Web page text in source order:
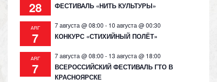
28 ФЕСТИВАЛЬ «НИТЬ КУЛЬТУРЫ»
АВГ
7
7 августа @ 08:00 - 10 августа @ 00:30
КОНКУРС «СТИХИЙНЫЙ ПОЛЁТ»
АВГ
7
7 августа @ 08:00 - 13 августа @ 18:00
ВСЕРОССИЙСКИЙ ФЕСТИВАЛЬ ГТО В
КРАСНОЯРСКЕ